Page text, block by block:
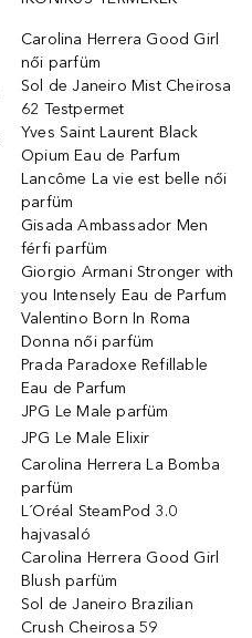
Carolina Herrera Good Girl
női parfüm
Sol de Janeiro Mist Cheirosa
62 Testpermet
Yves Saint Laurent Black
Opium Eau de Parfum
Lancôme La vie est belle női
parfüm
Gisada Ambassador Men
férfi parfüm
Giorgio Armani Stronger with
you Intensely Eau de Parfum
Valentino Born In Roma
Donna női parfüm
Prada Paradoxe Refillable
Eau de Parfum
JPG Le Male parfüm
JPG Le Male Elixir
Carolina Herrera La Bomba
parfüm
L´Oréal SteamPod 3.0
hajvasaló
Carolina Herrera Good Girl
Blush parfüm
Sol de Janeiro Brazilian
Crush Cheirosa 59